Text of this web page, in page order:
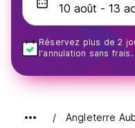
Réservez plus de 2
l'annulation sans frais.
Angleterre